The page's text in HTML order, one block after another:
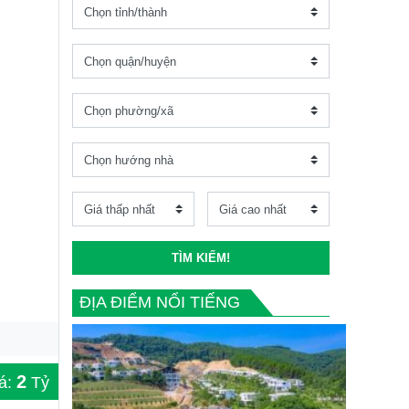
2 Tỷ
TÌM KIẾM!
ĐỊA ĐIỂM NỔI TIẾNG